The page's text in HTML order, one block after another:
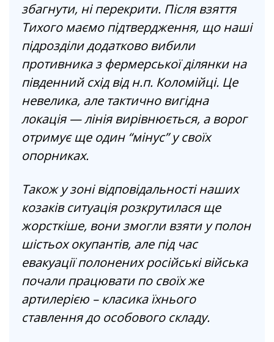
збагнути, ні перекрити. Після взяття
Тихого маємо підтвердження, що наші
підрозділи додатково вибили
противника з фермерської ділянки на
південний схід від н.п. Коломійці. Це
невелика, але тактично вигідна
локація — лінія вирівнюється, а ворог
отримує ще один “мінус” у своїх
опорниках.
Також у зоні відповідальності наших
козаків ситуація розкрутилася ще
жорсткіше, вони змогли взяти у полон
шістьох окупантів, але під час
евакуації полонених російські війська
почали працювати по своїх же
артилерією – класика їхнього
ставлення до особового складу.